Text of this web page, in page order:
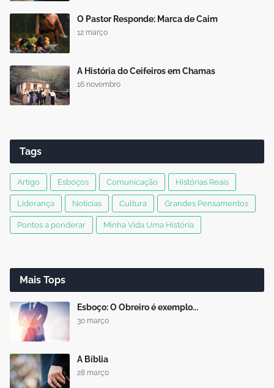
O Pastor Responde: Marca de Caim
12 março
A História do Ceifeiros em Chamas
16 novembro
Tags
Artigo Esboços Comunicação Histórias Reais
Liderança Notícias Cultura Grandes Pensamentos
Pontos a ponderar Minha Vida Uma História
Mais Tops
Esboço: O Obreiro é exemplo...
30 março
A Bíblia
28 março